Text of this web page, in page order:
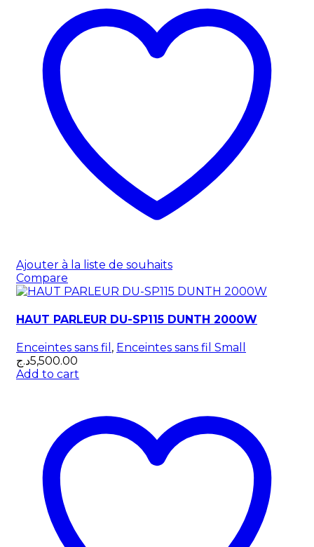
Ajouter à la liste de souhaits
Compare
HAUT PARLEUR DU-SP115 DUNTH 2000W
Enceintes sans fil , Enceintes sans fil Small
5,500.00د.ج
Add to cart